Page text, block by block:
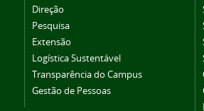
Direção
Pesquisa
Extensão
Logística Sustentável
Transparência do Campus
Gestão de Pessoas